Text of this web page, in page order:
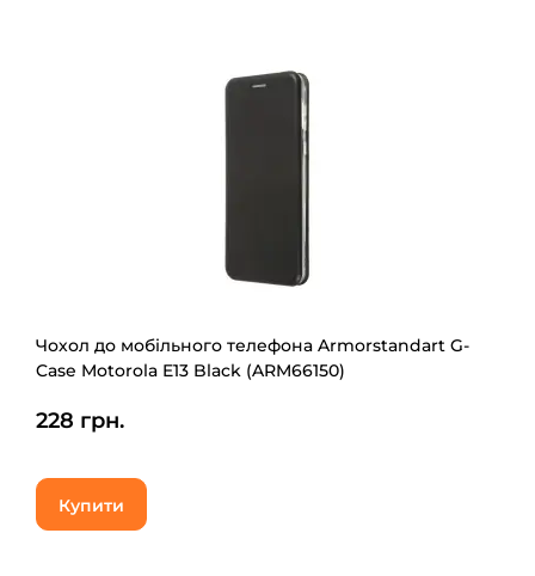
Чохол до мобільного телефона Armorstandart G-
Case Motorola E13 Black (ARM66150)
228 грн.
Купити